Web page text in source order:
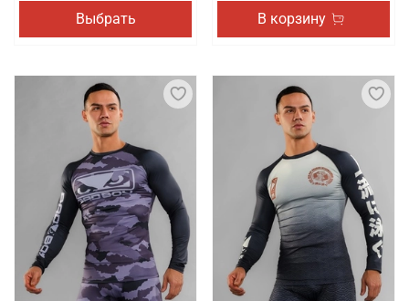
Выбрать В корзину